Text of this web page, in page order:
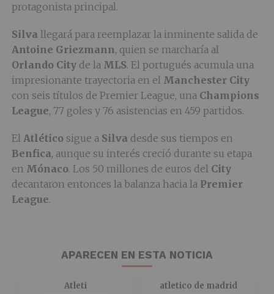
protagonista principal.
Silva llegará para reemplazar la inminente salida de
Antoine Griezmann, quien se marcharía al
Orlando Cityde la MLS. El portugués acumula una
impresionante trayectoria en el Manchester City
con seis títulos de Premier League, una Champions
League, 77 goles y 76 asistencias en 459 partidos.
El Atléticosigue a Silva desde sus tiempos en
Benfica, aunque su interés creció durante su etapa
en Mónaco. Los 50 millones de euros del City
decantaron entonces la balanza hacia la Premier
League.
APARECEN EN ESTA NOTICIA
Atleti atletico de madrid